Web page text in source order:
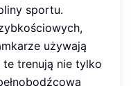
sportu.
używają
te trenują nie tylko